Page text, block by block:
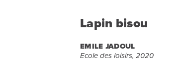
Lapin bisou
EMILE JADOUL
Ecole des loisirs, 2020